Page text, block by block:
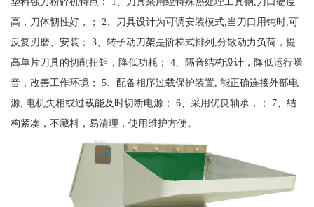
高，刀体韧性好，； 2、刀具设计为可调安装模式,当刀口用钝时,可
反复刃磨、安装； 3、转子动刀架是阶梯式排列,分散动力负荷，提
高单片刀具的切削扭矩，降低功耗； 4、隔音结构设计，降低运行噪
音，改善工作环境； 5、配备相序过载保护装置, 能正确连接外部电
源, 电机失相或过载能及时切断电源； 6、采用优良轴承，； 7、结
构紧凑，不藏料，易清理，使用维护方便。